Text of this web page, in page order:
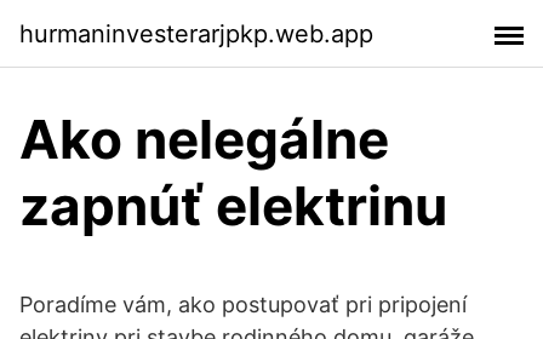
hurmaninvesterarjpkp.web.app
Ako nelegálne
zapnúť elektrinu
Poradíme vám, ako postupovať pri pripojení